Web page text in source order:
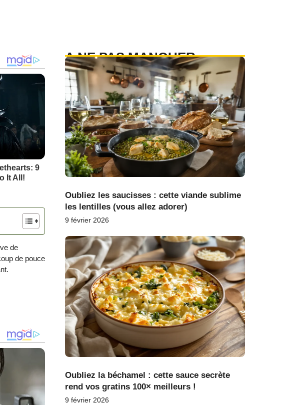
de
de pouce
A NE PAS MANQUER
Oubliez les saucisses : cette viande sublime
les lentilles (vous allez adorer)
9 février 2026
Oubliez la béchamel : cette sauce secrète
rend vos gratins 100× meilleurs !
9 février 2026